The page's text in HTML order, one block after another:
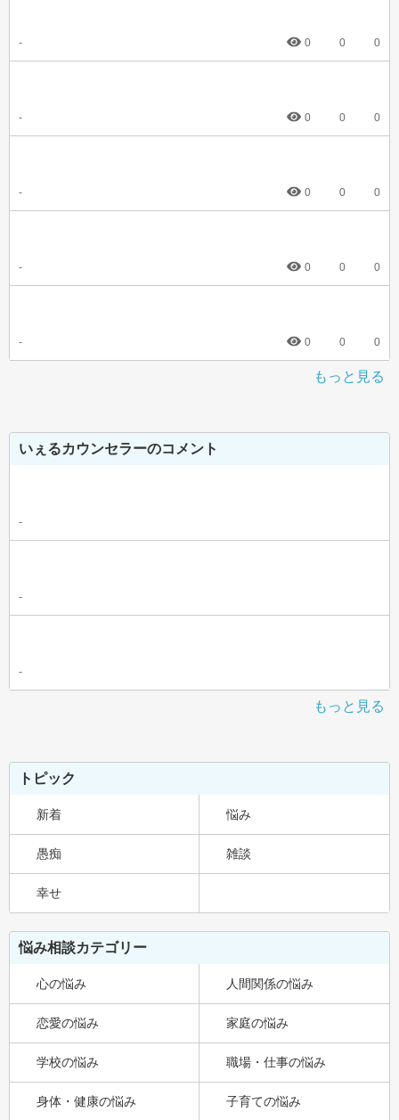
- 0 0 0
- 0 0 0
- 0 0 0
- 0 0 0
- 0 0 0
もっと見る
いぇるカウンセラーのコメント
-
-
-
もっと見る
トピック
新着 悩み
愚痴 雑談
幸せ
悩み相談カテゴリー
心の悩み 人間関係の悩み
恋愛の悩み 家庭の悩み
学校の悩み 職場・仕事の悩み
身体・健康の悩み 子育ての悩み